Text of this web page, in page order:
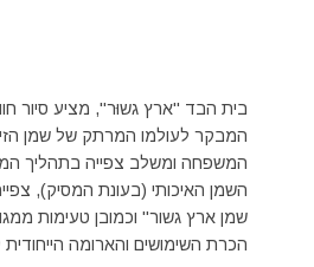
בית הבד "ארץ גשוּר", מציע סיור
המבקר לעולמו המרתק של שמן
המשפחה ומשלב צפייה בתהליך
השמן האיכותי (בעונת המסיק),
שמן ארץ גשור" וכמובן טעימות
הכרת השימושים והארומה הייחודית